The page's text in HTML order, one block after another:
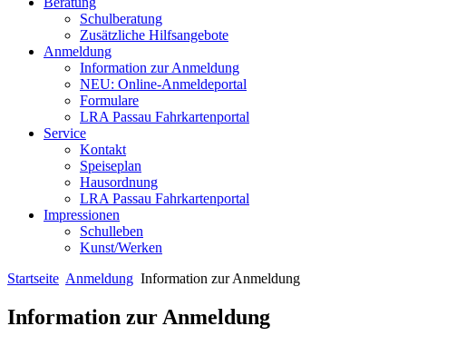
Schulberatung
Zusätzliche Hilfsangebote
Anmeldung
Information zur Anmeldung
NEU: Online-Anmeldeportal
Formulare
LRA Passau Fahrkartenportal
Service
Kontakt
Speiseplan
Hausordnung
LRA Passau Fahrkartenportal
Impressionen
Schulleben
Kunst/Werken
Startseite Anmeldung Information zur Anmeldung
Information zur Anmeldung